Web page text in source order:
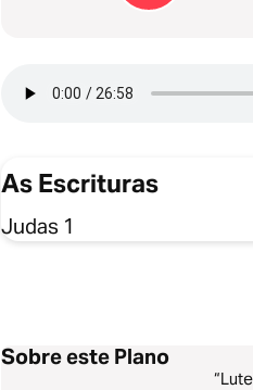
As Escrituras
Judas 1
Sobre este Plano